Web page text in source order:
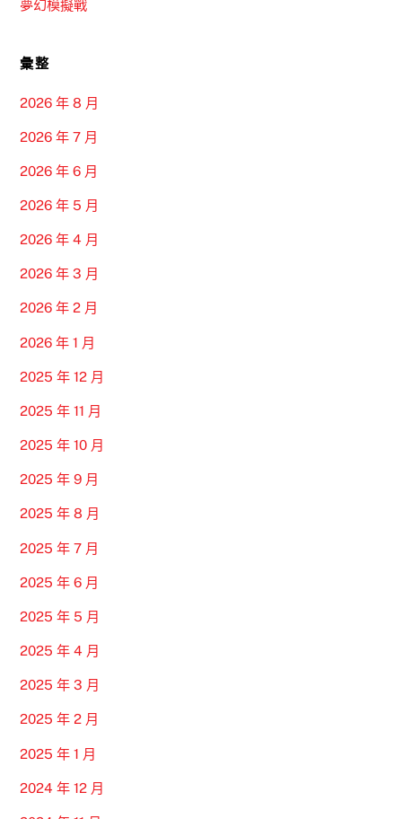
夢幻模擬戰
彙整
2026 年 8 月
2026 年 7 月
2026 年 6 月
2026 年 5 月
2026 年 4 月
2026 年 3 月
2026 年 2 月
2026 年 1 月
2025 年 12 月
2025 年 11 月
2025 年 10 月
2025 年 9 月
2025 年 8 月
2025 年 7 月
2025 年 6 月
2025 年 5 月
2025 年 4 月
2025 年 3 月
2025 年 2 月
2025 年 1 月
2024 年 12 月